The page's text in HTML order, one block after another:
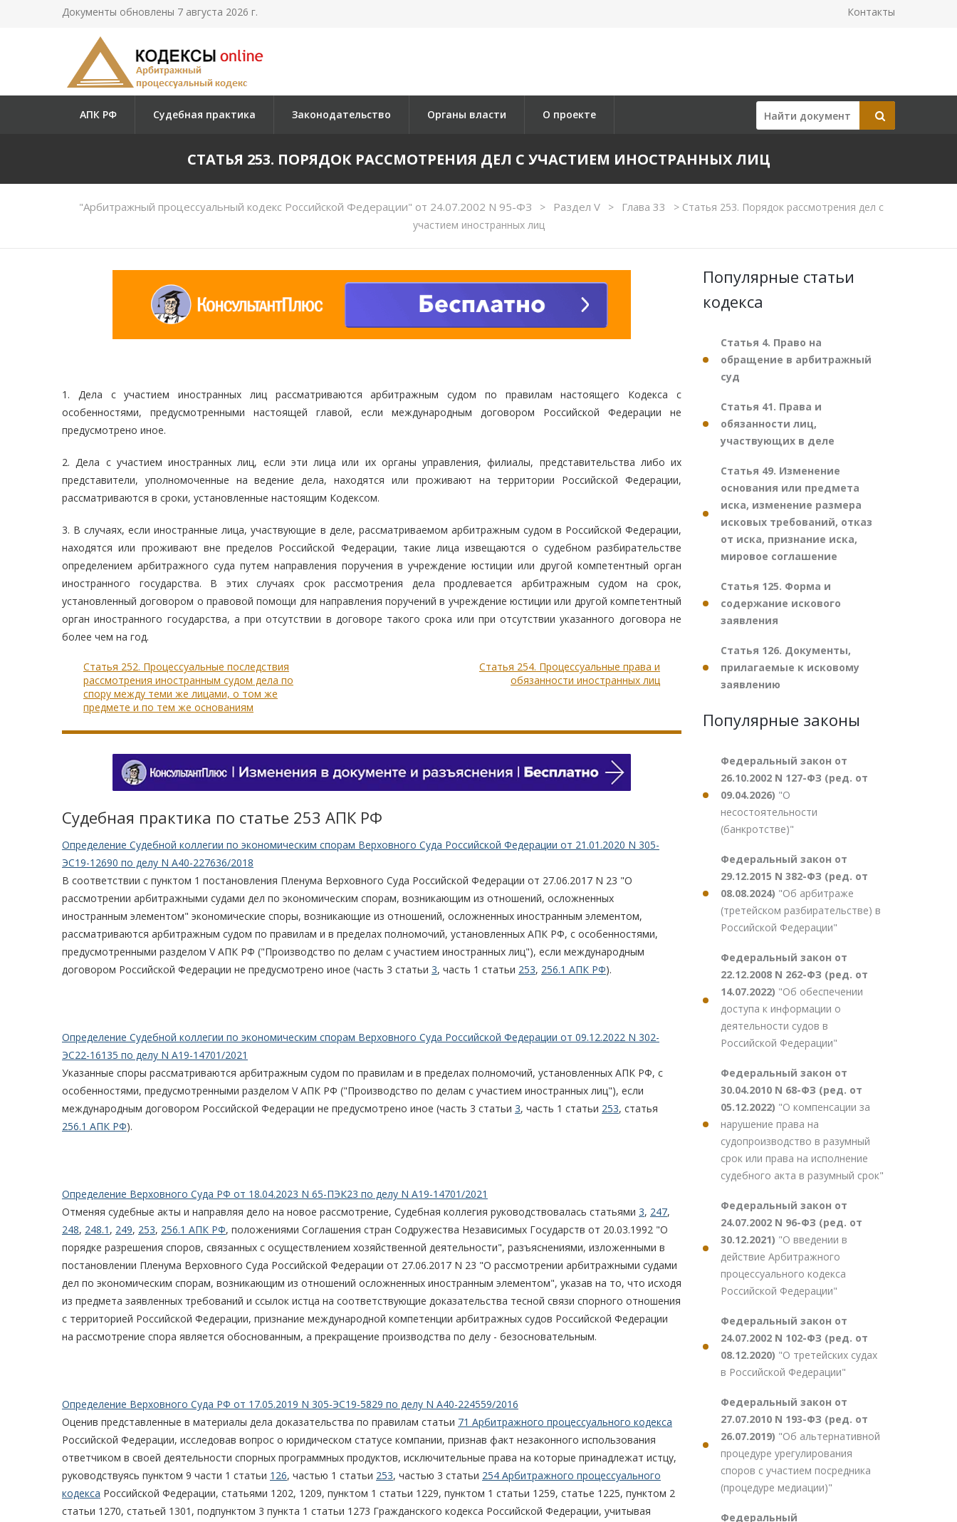
Документы обновлены 7 августа 2026 г. Контакты
АПК РФ Судебная практика Законодательство Органы власти О проекте
СТАТЬЯ 253. ПОРЯДОК РАССМОТРЕНИЯ ДЕЛ С УЧАСТИЕМ ИНОСТРАННЫХ ЛИЦ
"Арбитражный процессуальный кодекс Российской Федерации" от 24.07.2002 N 95-ФЗ > Раздел V > Глава 33 >Статья 253. Порядок рассмотрения дел с
участием иностранных лиц
1. Дела с участием иностранных лиц рассматриваются арбитражным судом по правилам настоящего Кодекса с
особенностями, предусмотренными настоящей главой, если международным договором Российской Федерации не
предусмотрено иное.
2. Дела с участием иностранных лиц, если эти лица или их органы управления, филиалы, представительства либо их
представители, уполномоченные на ведение дела, находятся или проживают на территории Российской Федерации,
рассматриваются в сроки, установленные настоящим Кодексом.
3. В случаях, если иностранные лица, участвующие в деле, рассматриваемом арбитражным судом в Российской Федерации,
находятся или проживают вне пределов Российской Федерации, такие лица извещаются о судебном разбирательстве
определением арбитражного суда путем направления поручения в учреждение юстиции или другой компетентный орган
иностранного государства. В этих случаях срок рассмотрения дела продлевается арбитражным судом на срок,
установленный договором о правовой помощи для направления поручений в учреждение юстиции или другой компетентный
орган иностранного государства, а при отсутствии в договоре такого срока или при отсутствии указанного договора не
более чем на год.
Статья 252. Процессуальные последствия
рассмотрения иностранным судом дела по
спору между теми же лицами, о том же
предмете и по тем же основаниям
Статья 254. Процессуальные права и
обязанности иностранных лиц
Судебная практика по статье 253 АПК РФ
Определение Судебной коллегии по экономическим спорам Верховного Суда Российской Федерации от 21.01.2020 N 305-
ЭС19-12690 по делу N А40-227636/2018
В соответствии с пунктом 1 постановления Пленума Верховного Суда Российской Федерации от 27.06.2017 N 23 "О
рассмотрении арбитражными судами дел по экономическим спорам, возникающим из отношений, осложненных
иностранным элементом" экономические споры, возникающие из отношений, осложненных иностранным элементом,
рассматриваются арбитражным судом по правилам и в пределах полномочий, установленных АПК РФ, с особенностями,
предусмотренными разделом V АПК РФ ("Производство по делам с участием иностранных лиц"), если международным
договором Российской Федерации не предусмотрено иное (часть 3 статьи 3, часть 1 статьи 253, 256.1 АПК РФ).
Определение Судебной коллегии по экономическим спорам Верховного Суда Российской Федерации от 09.12.2022 N 302-
ЭС22-16135 по делу N А19-14701/2021
Указанные споры рассматриваются арбитражным судом по правилам и в пределах полномочий, установленных АПК РФ, с
особенностями, предусмотренными разделом V АПК РФ ("Производство по делам с участием иностранных лиц"), если
международным договором Российской Федерации не предусмотрено иное (часть 3 статьи 3, часть 1 статьи 253, статья
256.1 АПК РФ).
Определение Верховного Суда РФ от 18.04.2023 N 65-ПЭК23 по делу N А19-14701/2021
Отменяя судебные акты и направляя дело на новое рассмотрение, Судебная коллегия руководствовалась статьями 3, 247,
248, 248.1 , 249, 253, 256.1 АПК РФ, положениями Соглашения стран Содружества Независимых Государств от 20.03.1992 "О
порядке разрешения споров, связанных с осуществлением хозяйственной деятельности", разъяснениями, изложенными в
постановлении Пленума Верховного Суда Российской Федерации от 27.06.2017 N 23 "О рассмотрении арбитражными судами
дел по экономическим спорам, возникающим из отношений осложненных иностранным элементом", указав на то, что исходя
из предмета заявленных требований и ссылок истца на соответствующие доказательства тесной связи спорного отношения
с территорией Российской Федерации, признание международной компетенции арбитражных судов Российской Федерации
на рассмотрение спора является обоснованным, а прекращение производства по делу - безосновательным.
Определение Верховного Суда РФ от 17.05.2019 N 305-ЭС19-5829 по делу N А40-224559/2016
Оценив представленные в материалы дела доказательства по правилам статьи 71 Арбитражного процессуального кодекса
Российской Федерации, исследовав вопрос о юридическом статусе компании, признав факт незаконного использования
ответчиком в своей деятельности спорных программных продуктов, исключительные права на которые принадлежат истцу,
руководствуясь пунктом 9 части 1 статьи 126, частью 1 статьи 253, частью 3 статьи 254 Арбитражного процессуального
кодекса Российской Федерации, статьями 1202, 1209, пунктом 1 статьи 1229, пунктом 1 статьи 1259, статье 1225, пунктом 2
статьи 1270, статьей 1301, подпунктом 3 пункта 1 статьи 1273 Гражданского кодекса Российской Федерации, учитывая
Популярные статьи
кодекса
Статья 4. Право на
обращение в арбитражный
суд
Статья 41. Права и
обязанности лиц,
участвующих в деле
Статья 49. Изменение
основания или предмета
иска, изменение размера
исковых требований, отказ
от иска, признание иска,
мировое соглашение
Статья 125. Форма и
содержание искового
заявления
Статья 126. Документы,
прилагаемые к исковому
заявлению
Популярные законы
Федеральный закон от
26.10.2002 N 127-ФЗ (ред. от
09.04.2026) "О
несостоятельности
(банкротстве)"
Федеральный закон от
29.12.2015 N 382-ФЗ (ред. от
08.08.2024) "Об арбитраже
(третейском разбирательстве) в
Российской Федерации"
Федеральный закон от
22.12.2008 N 262-ФЗ (ред. от
14.07.2022) "Об обеспечении
доступа к информации о
деятельности судов в
Российской Федерации"
Федеральный закон от
30.04.2010 N 68-ФЗ (ред. от
05.12.2022) "О компенсации за
нарушение права на
судопроизводство в разумный
срок или права на исполнение
судебного акта в разумный срок"
Федеральный закон от
24.07.2002 N 96-ФЗ (ред. от
30.12.2021) "О введении в
действие Арбитражного
процессуального кодекса
Российской Федерации"
Федеральный закон от
24.07.2002 N 102-ФЗ (ред. от
08.12.2020) "О третейских судах
в Российской Федерации"
Федеральный закон от
27.07.2010 N 193-ФЗ (ред. от
26.07.2019) "Об альтернативной
процедуре урегулирования
споров с участием посредника
(процедуре медиации)"
Федеральный